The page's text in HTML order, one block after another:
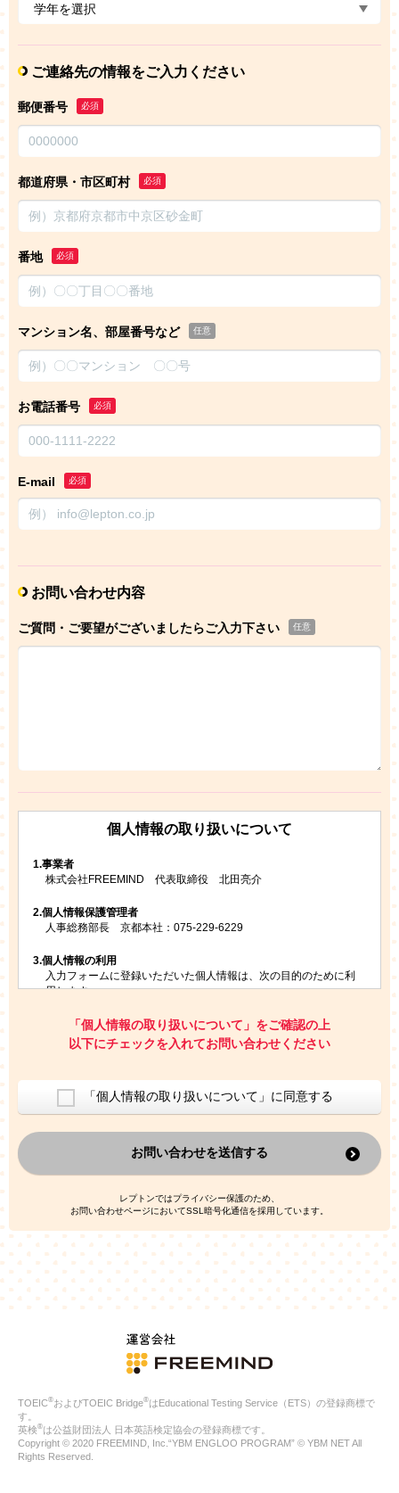
ご連絡先の情報をご入力ください
郵便番号 必須
都道府県・市区町村 必須
番地 必須
マンション名、部屋番号など 任意
お電話番号 必須
E-mail 必須
お問い合わせ内容
ご質問・ご要望がございましたらご入力下さい 任意
個人情報の取り扱いについて
1.事業者
株式会社FREEMIND 代表取締役 北田亮介
2.個人情報保護管理者
人事総務部長 京都本社：075-229-6229
3.個人情報の利用
入力フォームに登録いただいた個人情報は、次の目的のために利
用します。
お問い合わせにお答えするため
レプトンのキャンペーンや新商品（新サービス）、新規開講教
室等をご案内するため
ご利用者の個人情報を、本人が特定されないデータに不可逆変
換した上で、広告・宣伝・販売促進活動に役立てること
上記の利用目的のために第三者へ提供すること
なお、この利用目的を超えた個人情報の取扱いは行いません。ま
た、これ以外の目的で個人情報を利用することはありません。
人情報を、本人が特定されないデータに不可逆変換した上で第三
者広告配信事業者においてマッチングを行い、その結果に基づい
て広告を配信することがあります。第三者広告配信事業者が、こ
れらの情報を広告配信以外の目的で利用することはありません。
4.
個人情報の第三者への提供
当社は、次の場合を除き、ご本人の同意なしに個人情報を第三者
に提供することはありません。
ご本人の同意がある場合
法令に基づく場合
人の生命、身体または財産の保護のために必要がある場合であ
公衆衛生の向上または児童の健全な育成の推進のために特に必
合
特定した利用目的の達成に必要な範囲内において、個人情報の
「個人情報の取り扱いについて」をご確認の上
以下にチェックを入れてお問い合わせください
「個人情報の取り扱いについて」に同意する
お問い合わせを送信する
レプトンではプライバシー保護のため、
お問い合わせページにおいてSSL暗号化通信を採用しています。
TOEIC®およびTOEIC Bridge®はEducational Testing Service（ETS）の登録商標で
す。
英検®は公益財団法人 日本英語検定協会の登録商標です。
Copyright © 2020 FREEMIND, Inc.“YBM ENGLOO PROGRAM” © YBM NET All
Rights Reserved.